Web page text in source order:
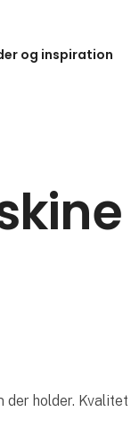
og inspiration
der holder.